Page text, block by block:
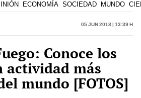
ECONOMÍA SOCIEDAD MUNDO
05 Jun 2018 | 13:39 h
Conoce los
actividad más
mundo [FOTOS]